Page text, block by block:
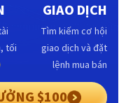
tối
GIAO DỊCH
Tìm kiếm cơ hội
giao dịch và đặt
lệnh mua bán
$100